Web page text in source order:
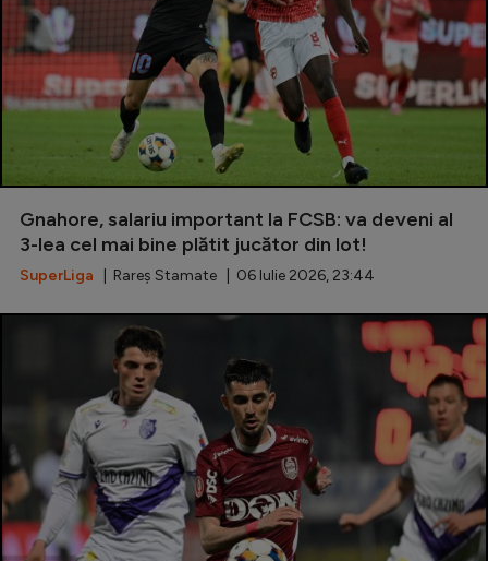
Stranieri
Clasamente
Tenis
Handbal
Natație
Formula 1
Gimnastică
Auto
Rugby
Ciclism
Alte sporturi
JO 2024
Gnahore, salariu important la FCSB: va deveni al
3-lea cel mai bine plătit jucător din lot!
SuperLiga | Rareș Stamate | 06 Iulie 2026, 23:44